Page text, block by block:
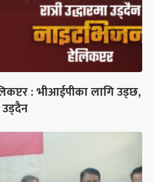
: भीआईपीका लागि उड्छ,